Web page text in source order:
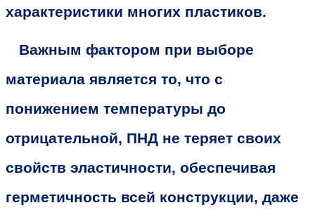
характеристики многих пластиков.
Важным фактором при выборе
материала является то, что с
понижением температуры до
отрицательной, ПНД не теряет своих
свойств эластичности, обеспечивая
герметичность всей конструкции, даже